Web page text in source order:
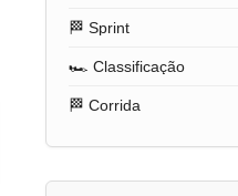
🏁 Sprint
🏎️ Classificação
🏁 Corrida